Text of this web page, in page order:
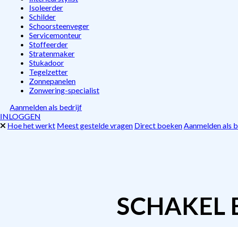
Isoleerder
Schilder
Schoorsteenveger
Servicemonteur
Stoffeerder
Stratenmaker
Stukadoor
Tegelzetter
Zonnepanelen
Zonwering-specialist
Aanmelden als bedrijf
INLOGGEN
Hoe het werkt Meest gestelde vragen Direct boekenAanmelden als
SCHAKEL